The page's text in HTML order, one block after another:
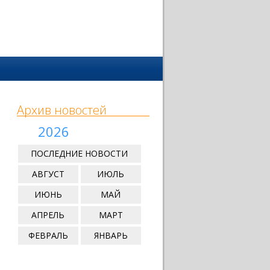
Архив новостей
2026
ПОСЛЕДНИЕ НОВОСТИ
АВГУСТ
ИЮЛЬ
ИЮНЬ
МАЙ
АПРЕЛЬ
МАРТ
ФЕВРАЛЬ
ЯНВАРЬ